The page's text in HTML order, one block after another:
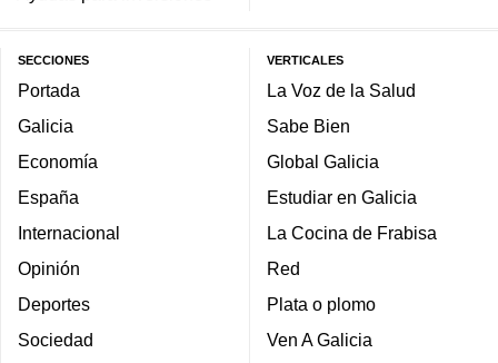
SECCIONES
Portada
Galicia
Economía
España
Internacional
Opinión
Deportes
Sociedad
VERTICALES
La Voz de la Salud
Sabe Bien
Global Galicia
Estudiar en Galicia
La Cocina de Frabisa
Red
Plata o plomo
Ven A Galicia